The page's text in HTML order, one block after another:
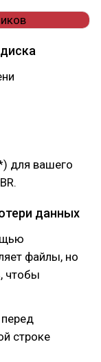
для вашего
данных
файлы, но
чтобы
строке